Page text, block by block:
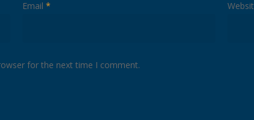
Email *
for the next time I comment.